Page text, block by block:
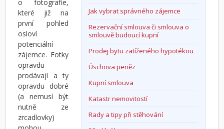
Jak vybrat správného zájemce
Rezervační smlouva či smlouva o
smlouvě budoucí kupní
Prodej bytu zatíženého hypotékou
Úschova peněz
Kupní smlouva
Katastr nemovitostí
Rady a tipy při stěhování
o fotografie,
které již na
první pohled
osloví
potenciální
zájemce. Fotky
opravdu
prodávají a ty
opravdu dobré
(a nemusí být
nutně ze
zrcadlovky)